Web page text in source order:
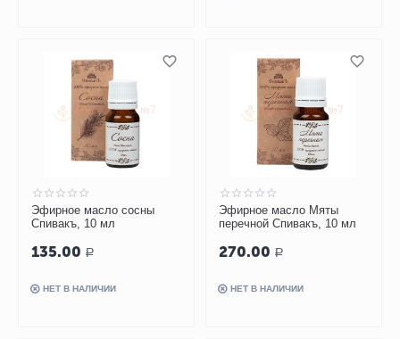
Эфирное масло сосны
Спивакъ, 10 мл
135.00 Р
НЕТ В НАЛИЧИИ
Эфирное масло Мяты
перечной Спивакъ, 10 мл
270.00 Р
НЕТ В НАЛИЧИИ